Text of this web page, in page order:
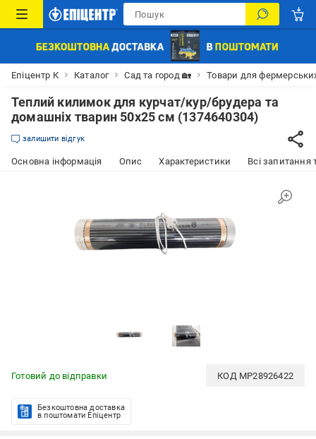
Епіцентр К Каталог Сад та город 🏡 Товари для
Теплий килимок для курчат/кур/брудера та
домашніх тварин 50х25 см (1374640304)
залишити відгук
Основна інформація Опис Характеристики Всі запитання
Готовий до відправки КОД MP28926422
Безкоштовна доставка
в поштомати Епіцентр